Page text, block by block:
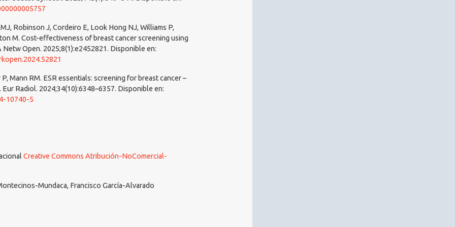
Robinson J, Cordeiro E, Look Hong NJ, Williams P,
M. Cost-effectiveness of breast cancer screening using
Netw Open. 2025;8(1):e2452821. Disponible en:
Mann RM. ESR essentials: screening for breast cancer –
Radiol. 2024;34(10):6348–6357. Disponible en:
10740-5
Creative Commons Atribución-NoComercial-
Mundaca, Francisco García-Alvarado